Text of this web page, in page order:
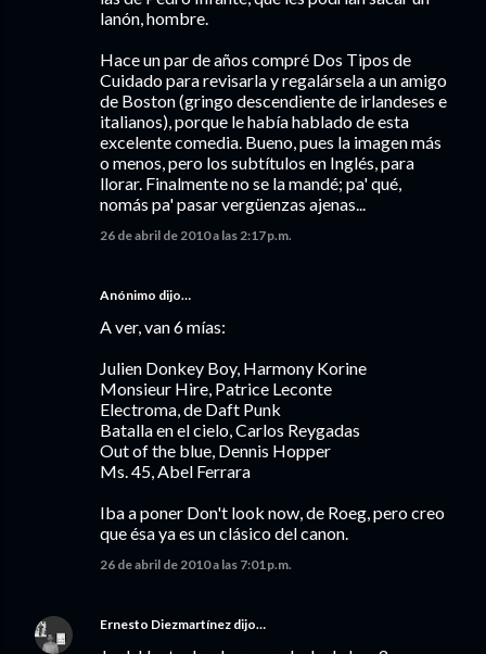
lanón, hombre.
Hace un par de años compré Dos Tipos de
Cuidado para revisarla y regalársela a un amigo
de Boston (gringo descendiente de irlandeses e
italianos), porque le había hablado de esta
excelente comedia. Bueno, pues la imagen más
o menos, pero los subtítulos en Inglés, para
llorar. Finalmente no se la mandé; pa' qué,
nomás pa' pasar vergüenzas ajenas...
26 de abril de 2010 a las 2:17 p.m.
Anónimo dijo…
A ver, van 6 mías:
Julien Donkey Boy, Harmony Korine
Monsieur Hire, Patrice Leconte
Electroma, de Daft Punk
Batalla en el cielo, Carlos Reygadas
Out of the blue, Dennis Hopper
Ms. 45, Abel Ferrara
Iba a poner Don't look now, de Roeg, pero creo
que ésa ya es un clásico del canon.
26 de abril de 2010 a las 7:01 p.m.
Ernesto Diezmartínez dijo…